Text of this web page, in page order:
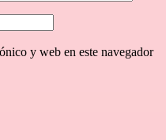
y web en este navegador